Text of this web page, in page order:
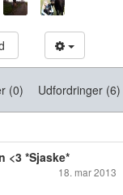
(0) Udfordringer (6)
<3 *Sjaske*
18. mar 2013